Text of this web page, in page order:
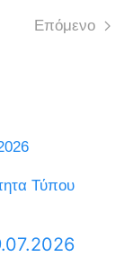
Επόμενο
Τύπου